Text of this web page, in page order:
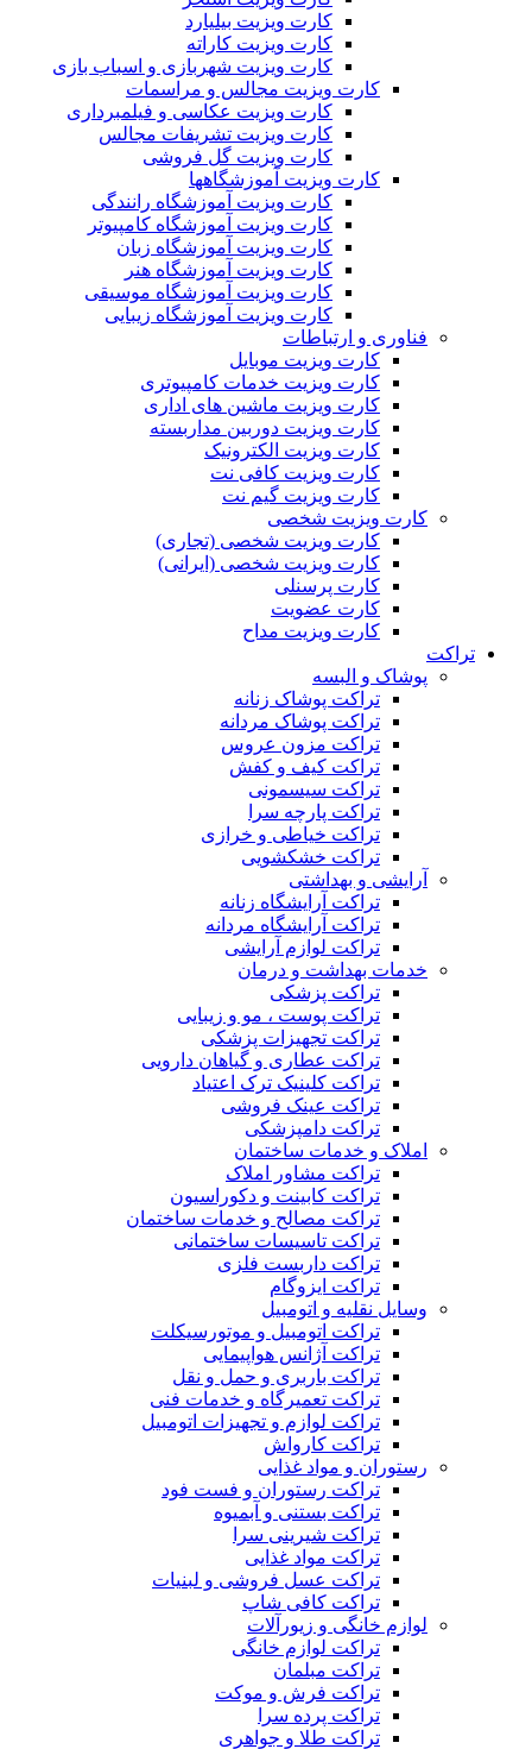
کارت ویزیت بیلیارد
کارت ویزیت کاراته
کارت ویزیت شهربازی و اسباب بازی
کارت ویزیت مجالس و مراسمات
کارت ویزیت عکاسی و فیلمبرداری
کارت ویزیت تشریفات مجالس
کارت ویزیت گل فروشی
کارت ویزیت آموزشگاهها
کارت ویزیت آموزشگاه رانندگی
کارت ویزیت آموزشگاه کامپیوتر
کارت ویزیت آموزشگاه زبان
کارت ویزیت آموزشگاه هنر
کارت ویزیت آموزشگاه موسیقی
کارت ویزیت آموزشگاه زیبایی
فناوری و ارتباطات
کارت ویزیت موبایل
کارت ویزیت خدمات کامپیوتری
کارت ویزیت ماشین های اداری
کارت ویزیت دوربین مداربسته
کارت ویزیت الکترونیک
کارت ویزیت کافی نت
کارت ویزیت گیم نت
کارت ویزیت شخصی
کارت ویزیت شخصی (تجاری)
کارت ویزیت شخصی (ایرانی)
کارت پرسنلی
کارت عضویت
کارت ویزیت مداح
تراکت
پوشاک و البسه
تراکت پوشاک زنانه
تراکت پوشاک مردانه
تراکت مزون عروس
تراکت کیف و کفش
تراکت سیسمونی
تراکت پارچه سرا
تراکت خیاطی و خرازی
تراکت خشکشویی
آرایشی و بهداشتی
تراکت آرایشگاه زنانه
تراکت آرایشگاه مردانه
تراکت لوازم آرایشی
خدمات بهداشت و درمان
تراکت پزشکی
تراکت پوست ، مو و زیبایی
تراکت تجهیزات پزشکی
تراکت عطاری و گیاهان دارویی
تراکت کلینیک ترک اعتیاد
تراکت عینک فروشی
تراکت دامپزشکی
املاک و خدمات ساختمان
تراکت مشاور املاک
تراکت کابینت و دکوراسیون
تراکت مصالح و خدمات ساختمان
تراکت تاسیسات ساختمانی
تراکت داربست فلزی
تراکت ایزوگام
وسایل نقلیه و اتومبیل
تراکت اتومبیل و موتورسیکلت
تراکت آژانس هواپیمایی
تراکت باربری و حمل و نقل
تراکت تعمیرگاه و خدمات فنی
تراکت لوازم و تجهیزات اتومبیل
تراکت کارواش
رستوران و مواد غذایی
تراکت رستوران و فست فود
تراکت بستنی و آبمیوه
تراکت شیرینی سرا
تراکت مواد غذایی
تراکت عسل فروشی و لبنیات
تراکت کافی شاپ
لوازم خانگی و زیورآلات
تراکت لوازم خانگی
تراکت مبلمان
تراکت فرش و موکت
تراکت پرده سرا
تراکت طلا و جواهری